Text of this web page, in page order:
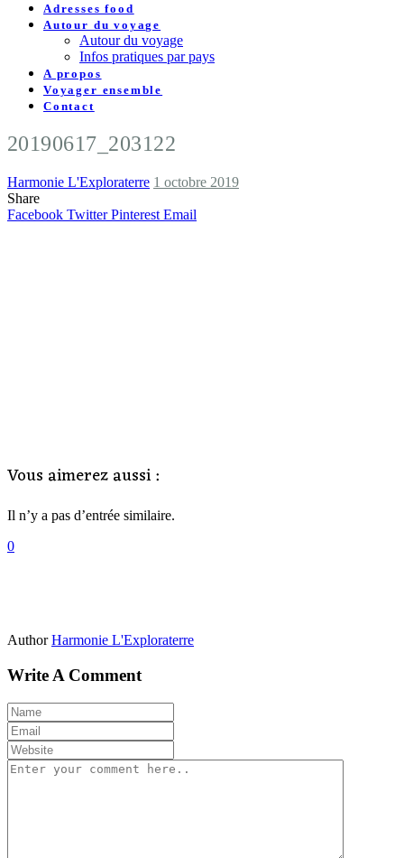
Adresses food
Autour du voyage
Autour du voyage
Infos pratiques par pays
A propos
Voyager ensemble
Contact
20190617_203122
Harmonie L'Exploraterre 1 octobre 2019
Share
Facebook Twitter Pinterest Email
Vous aimerez aussi :
Il n’y a pas d’entrée similaire.
0
Author Harmonie L'Exploraterre
Write A Comment